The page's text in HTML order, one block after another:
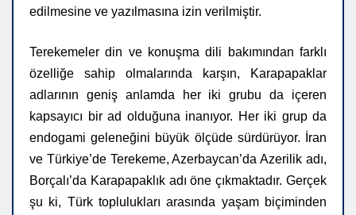
edilmesine ve yazılmasına izin verilmiştir.
Terekemeler din ve konuşma dili bakımından farklı
özelliğe sahip olmalarında karşın, Karapapaklar
adlarının geniş anlamda her iki grubu da içeren
kapsayıcı bir ad olduğuna inanıyor. Her iki grup da
endogami geleneğini büyük ölçüde sürdürüyor. İran
ve Türkiye’de Terekeme, Azerbaycan’da Azerilik adı,
Borçalı’da Karapapaklık adı öne çıkmaktadır. Gerçek
şu ki, Türk toplulukları arasında yaşam biçiminden